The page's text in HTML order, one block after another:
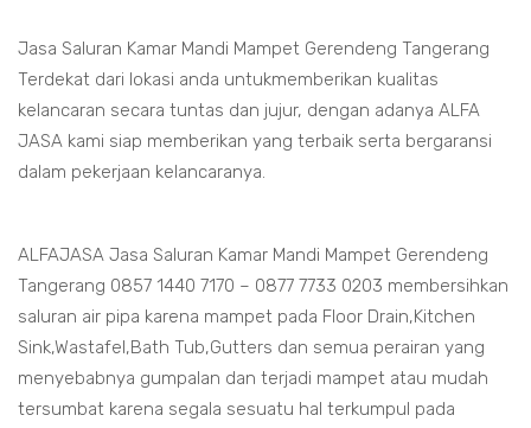
Jasa Saluran Kamar Mandi Mampet Gerendeng Tangerang
Terdekat dari lokasi anda untukmemberikan kualitas
kelancaran secara tuntas dan jujur, dengan adanya ALFA
JASA kami siap memberikan yang terbaik serta bergaransi
dalam pekerjaan kelancaranya.
ALFAJASA Jasa Saluran Kamar Mandi Mampet Gerendeng
Tangerang 0857 1440 7170 – 0877 7733 0203 membersihkan
saluran air pipa karena mampet pada Floor Drain,Kitchen
Sink,Wastafel,Bath Tub,Gutters dan semua perairan yang
menyebabnya gumpalan dan terjadi mampet atau mudah
tersumbat karena segala sesuatu hal terkumpul pada